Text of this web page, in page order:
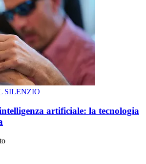
SILENZIO
artificiale: la tecnologia